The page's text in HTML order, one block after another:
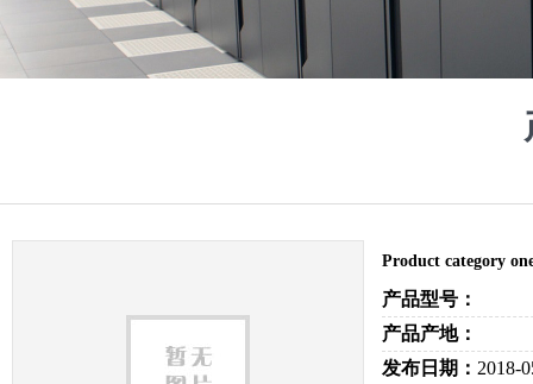
Product category
产品型号：
产品产地：
发布日期： 2018-